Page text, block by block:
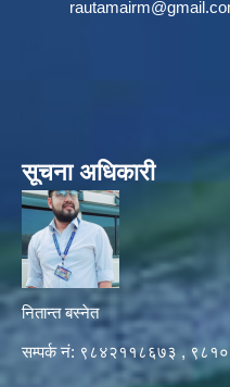
सूचना अधिकारी
नितान्त बस्नेत
सम्पर्क नं: ९८४२११८६७३ ,